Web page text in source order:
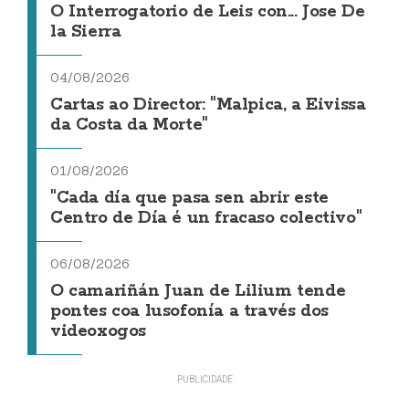
O Interrogatorio de Leis con... Jose De
la Sierra
04/08/2026
Cartas ao Director: "Malpica, a Eivissa
da Costa da Morte"
01/08/2026
"Cada día que pasa sen abrir este
Centro de Día é un fracaso colectivo"
06/08/2026
O camariñán Juan de Lilium tende
pontes coa lusofonía a través dos
videoxogos